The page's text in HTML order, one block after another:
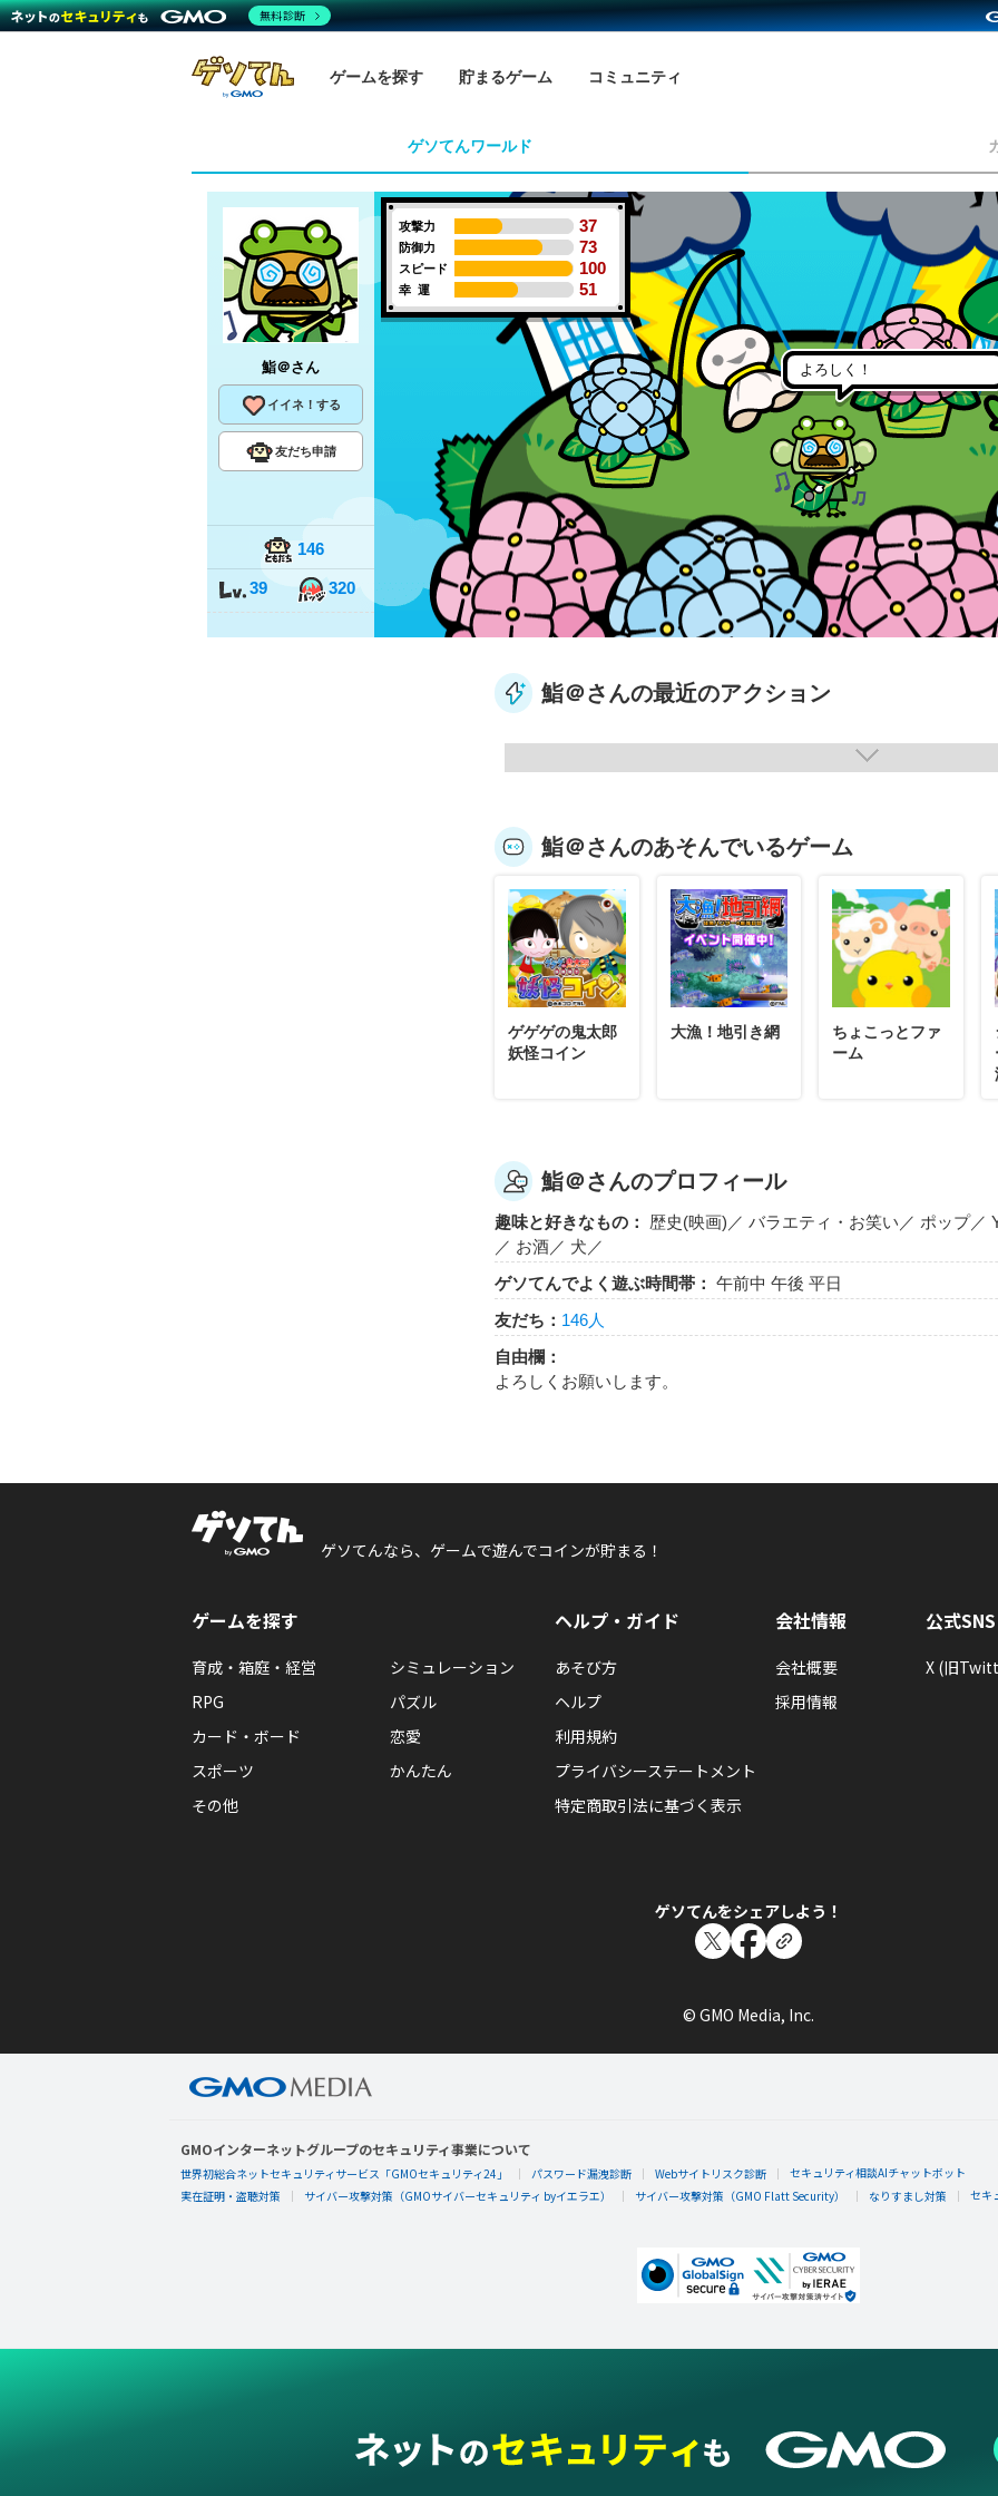
ゲームを探す 貯まるゲーム コミュニティ
ゲソてんワールド
鮨＠さん
イイネ！する
友だち申請
146
39 320
攻撃力 37
防御力 73
スピード 100
幸 運 51
よろしく！
鮨＠さんの最近のアクション
鮨＠さんのあそんでいるゲーム
ゲゲゲの鬼太郎
妖怪コイン
大漁！地引き網
ちょこっとファ
ーム
鮨＠さんのプロフィール
趣味と好きなもの：
歴史(映画)／ バラエティ・お笑い／ ポップ／
／ お酒／ 犬／
ゲソてんでよく遊ぶ時間帯： 午前中 午後 平日
友だち： 146人
自由欄：
よろしくお願いします。
ゲソてんなら、ゲームで遊んでコインが貯まる！
ゲームを探す
育成・箱庭・経営
シミュレーション
RPG
パズル
カード・ボード
恋愛
スポーツ
かんたん
その他
ヘルプ・ガイド
あそび方
ヘルプ
利用規約
プライバシーステートメント
特定商取引法に基づく表示
会社情報
会社概要
採用情報
公式SNS
X (旧
ゲソてんをシェアしよう！
© GMO Media, Inc.
GMOインターネットグループのセキュリティ事業について
世界初総合ネットセキュリティサービス「GMOセキュリティ24」 パスワード漏洩診断 Webサイトリスク診断
セキュリティ相談AIチャットボット
実在証明・盗聴対策
サイバー攻撃対策（GMOサイバーセキュリティ byイエラエ） サイバー攻撃対策（GMO Flatt Security） なりすまし対策 セキ
無料診断